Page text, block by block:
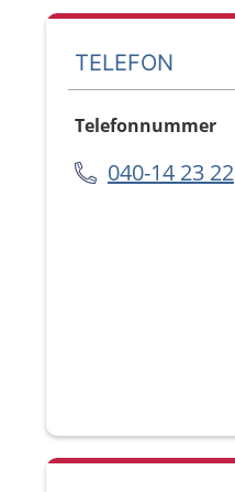
TELEFON
Telefonnummer
040-14 23 22